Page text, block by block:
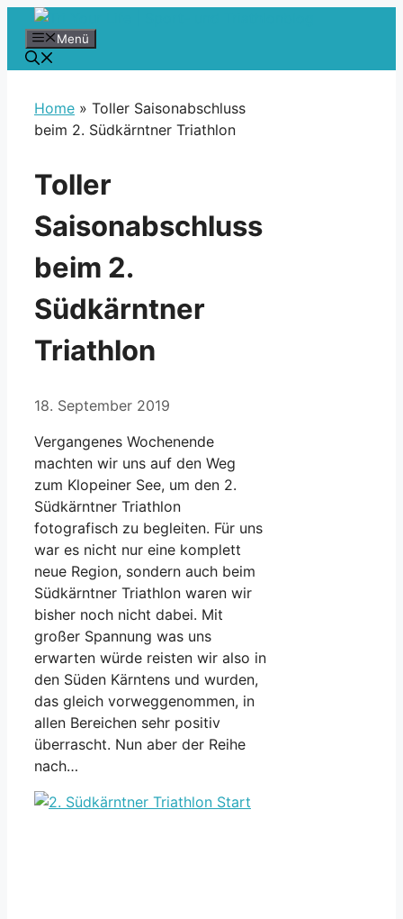
Zum
Inhalt
springen
Menü
Home » Toller Saisonabschluss
beim 2. Südkärntner Triathlon
Toller
Saisonabschluss
beim 2.
Südkärntner
Triathlon
18. September 2019
Vergangenes Wochenende
machten wir uns auf den Weg
zum Klopeiner See, um den 2.
Südkärntner Triathlon
fotografisch zu begleiten. Für uns
war es nicht nur eine komplett
neue Region, sondern auch beim
Südkärntner Triathlon waren wir
bisher noch nicht dabei. Mit
großer Spannung was uns
erwarten würde reisten wir also in
den Süden Kärntens und wurden,
das gleich vorweggenommen, in
allen Bereichen sehr positiv
überrascht. Nun aber der Reihe
nach…